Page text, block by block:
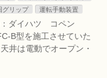
グリップ 運転手動装置
：ダイハツ コペン
B型を施工させていた
井は電動でオープン・